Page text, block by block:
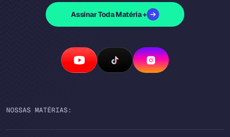
Assinar Toda Matéria +
NOSSAS MATÉRIAS: